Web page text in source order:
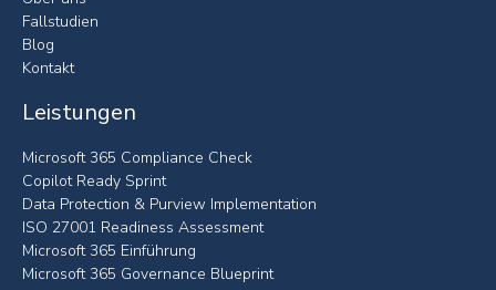
Fallstudien
Blog
Kontakt
Leistungen
Microsoft 365 Compliance Check
Copilot Ready Sprint
Data Protection & Purview Implementation
ISO 27001 Readiness Assessment
Microsoft 365 Einführung
Microsoft 365 Governance Blueprint